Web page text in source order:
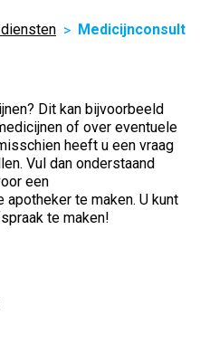
Medicijnconsult
Dit kan bijvoorbeeld
of over eventuele
heeft u een vraag
Vul dan onderstaand
een
te maken. U kunt
te maken!